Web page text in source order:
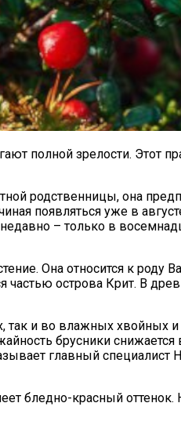
полной зрелости. Этот
родственницы, она
появляться уже в
– только в
Она относится к
частью острова Крит. В
и во влажных хвойных
брусники
главный
бледно-красный